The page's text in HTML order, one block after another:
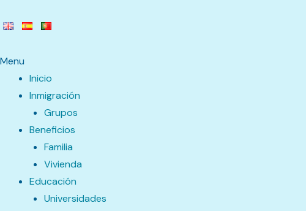
Menu
Inicio
Inmigración
Grupos
Beneficios
Familia
Vivienda
Educación
Universidades